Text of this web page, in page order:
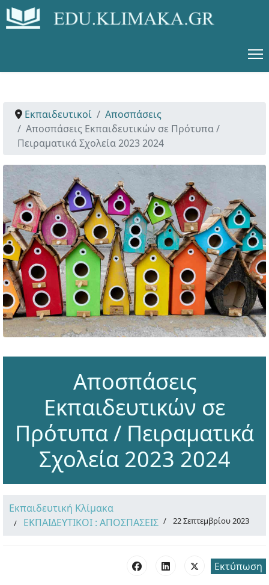
Εκπαιδευτικοί
Αποσπάσεις
Αποσπάσεις Εκπαιδευτικών σε Πρότυπα /
Πειραματικά Σχολεία 2023 2024
Αποσπάσεις
Εκπαιδευτικών σε
Πρότυπα / Πειραματικά
Σχολεία 2023 2024
Εκπαιδευτική Κλίμακα
ΕΚΠΑΙΔΕΥΤΙΚΟΙ : ΑΠΟΣΠΑΣΕΙΣ
22 Σεπτεμβρίου 2023
Εκτύπωση